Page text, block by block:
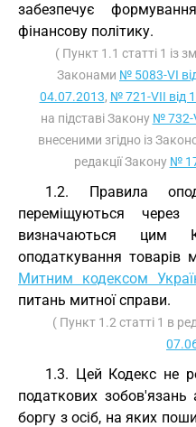
забезпечує
фінансову політику.
( Пункт 1.1 статті 1 із
Законами № 5083-VI
04.07.2013, № 721-VII від
на підставі Закону № 732-
внесеними згідно із
редакції Закону №
1.2. Правила
переміщуються
визначаються цим
оподаткування товарів
Митним кодексом
питань митної справи.
( Пункт 1.2 статті 1 в
1.3. Цей Кодекс не
податкових зобов'язань
боргу з осіб, на яких